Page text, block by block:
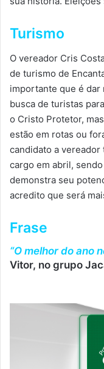
Turismo
O vereador Cris
de turismo de
importante que é dar
busca de turistas
o Cristo Protetor,
estão em rotas ou
candidato a
cargo em abril,
demonstra seu
acredito que será
Frase
“O melhor do ano
Vitor, no grupo